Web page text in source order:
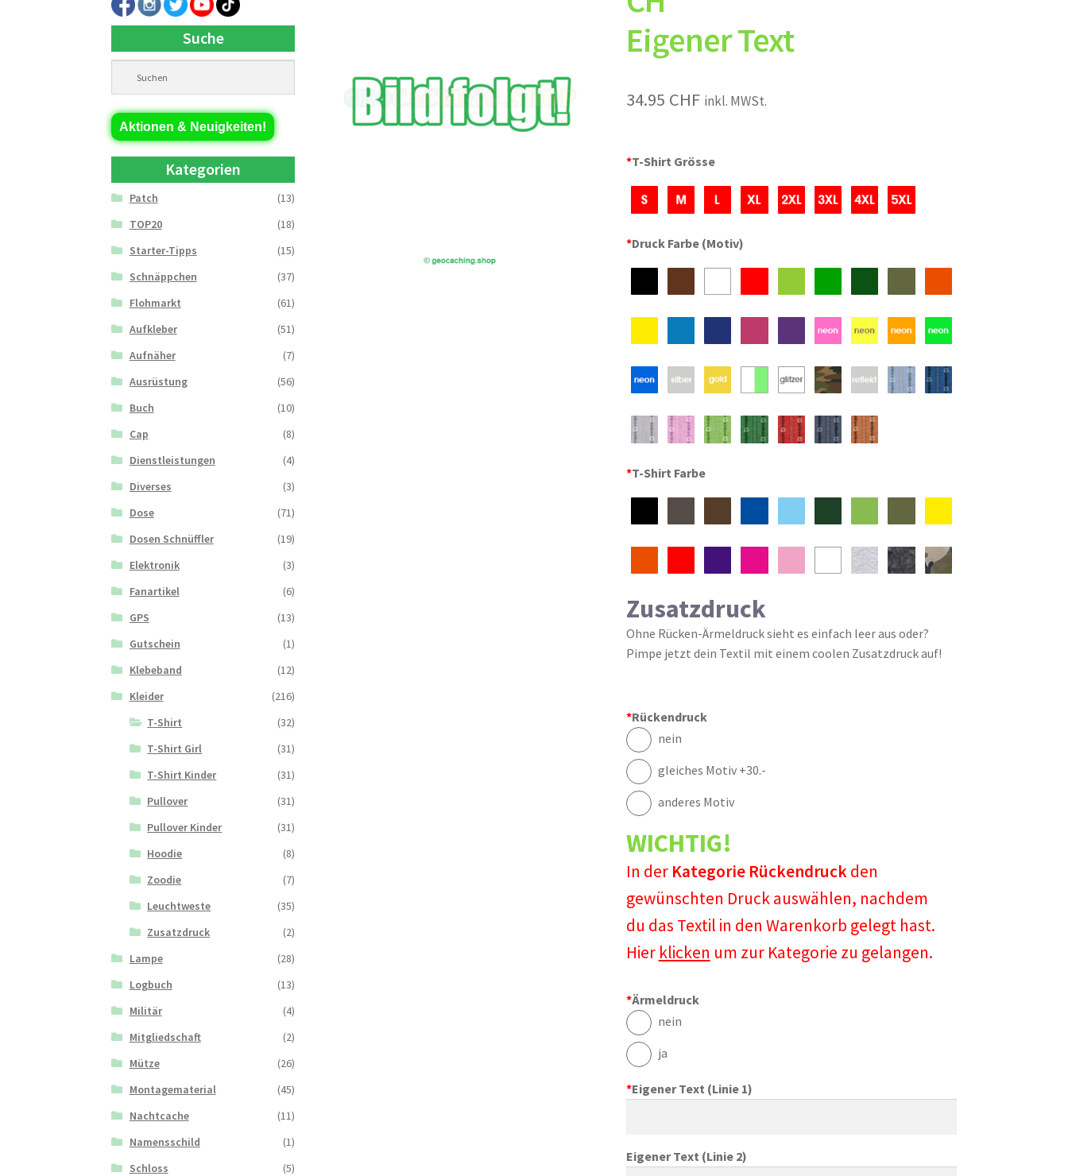
Eigener Text
34.95 CHF inkl. MWSt.
*T-Shirt Grösse
*Druck Farbe (Motiv)
*T-Shirt Farbe
Zusatzdruck
Ohne Rücken-Ärmeldruck sieht es einfach leer aus oder?
Pimpe jetzt dein Textil mit einem coolen Zusatzdruck auf!
*Rückendruck
nein
gleiches Motiv +30.-
anderes Motiv
WICHTIG!
In der Kategorie Rückendruckden
gewünschten Druck auswählen, nachdem
du das Textil in den Warenkorb gelegt hast.
Hier klicken um zur Kategorie zu gelangen.
*Ärmeldruck
nein
ja
*Eigener Text (Linie 1)
Eigener Text (Linie 2)
Suche
Aktionen & Neuigkeiten!
Kategorien
Patch
(13)
TOP20
(18)
Starter-Tipps
(15)
Schnäppchen
(37)
Flohmarkt
(61)
Aufkleber
(51)
Aufnäher
(7)
Ausrüstung
(56)
Buch
(10)
Cap
(8)
Dienstleistungen
(4)
Diverses
(3)
Dose
(71)
Dosen Schnüffler
(19)
Elektronik
(3)
Fanartikel
(6)
GPS
(13)
Gutschein
(1)
Klebeband
(12)
Kleider
(216)
T-Shirt
(32)
T-Shirt Girl
(31)
T-Shirt Kinder
(31)
Pullover
(31)
Pullover Kinder
(31)
Hoodie
(8)
Zoodie
(7)
Leuchtweste
(35)
Zusatzdruck
(2)
Lampe
(28)
Logbuch
(13)
Militär
(4)
Mitgliedschaft
(2)
Mütze
(26)
Montagematerial
(45)
Nachtcache
(11)
Namensschild
(1)
Schloss
(5)